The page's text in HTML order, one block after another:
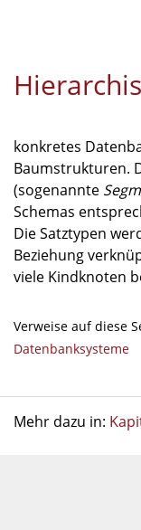
konkretes
Baumstrukturen.
(sogenannte
Schemas
Die Satztypen
Beziehung
viele Kindknoten
Verweise auf diese
Datenbanksysteme
Mehr dazu in: